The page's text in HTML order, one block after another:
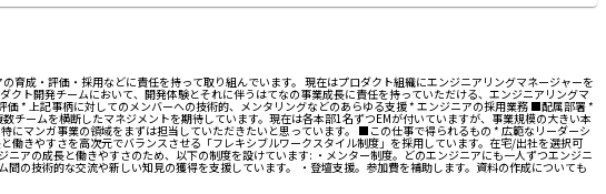
成・評価・採用などに責任を持って取り組んでいます。 現在はプロダクト組織にエンジニアリングマネージャーを
ト開発チームにおいて、開発体験とそれに伴うはてなの事業成長に責任を持っていただける、エンジニアリングマ
* 上記事柄に対してのメンバーへの技術的、メンタリングなどのあらゆる支援 * エンジニアの採用業務 ■配属部署 *
ームを横断したマネジメントを期待しています。現在は各本部1名ずつEMが付いていますが、事業規模の大きい本
マンガ事業の領域をまずは担当していただきたいと思っています。 ■この仕事で得られるもの * 広範なリーダーシ
きやすさを高次元でバランスさせる「フレキシブルワークスタイル制度」を採用しています。在宅/出社を選択可
アの成長と働きやすさのため、以下の制度を設けています: ・メンター制度。どのエンジニアにも一人ずつエンジニ
の技術的な交流や新しい知見の獲得を支援しています。 ・登壇支援。参加費を補助します。資料の作成についても